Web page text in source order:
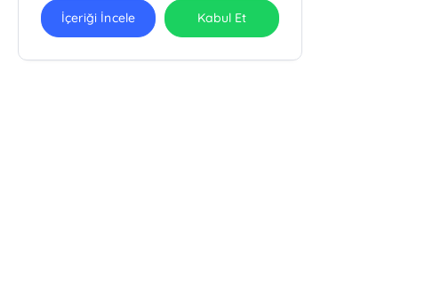
İçeriği İncele Kabul Et